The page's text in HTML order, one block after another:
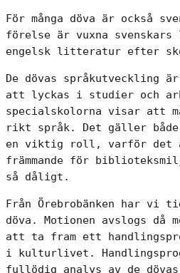
För många döva är också
förelse är vuxna
engelsk litteratur efter
De dövas språkutveckling
att lyckas i studier och
specialskolorna visar att
rikt språk. Det gäller både
en viktig roll, varför det
främmande för
så dåligt.
Från Örebrobänken har
döva. Motionen avslogs
att ta fram ett
i kulturlivet.
fullödig analys av de